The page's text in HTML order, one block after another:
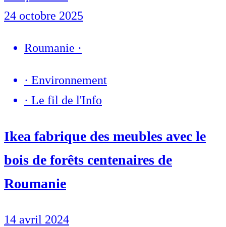
24 octobre 2025
Roumanie ·
· Environnement
· Le fil de l'Info
Ikea fabrique des meubles avec le
bois de forêts centenaires de
Roumanie
14 avril 2024